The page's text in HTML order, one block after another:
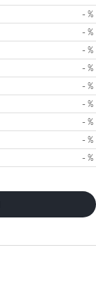
- %
- %
- %
- %
- %
- %
- %
- %
- %